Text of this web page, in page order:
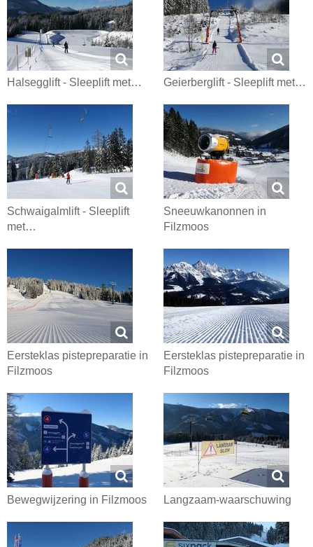
Halsegglift - Sleeplift met… Geierberglift - Sleeplift met…
Schwaigalmlift - Sleeplift
met…
Sneeuwkanonnen in
Filzmoos
Eersteklas pistepreparatie in
Filzmoos
Eersteklas pistepreparatie in
Filzmoos
Bewegwijzering in Filzmoos Langzaam-waarschuwing